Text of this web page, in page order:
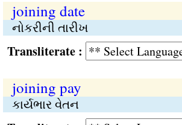
joining date
નોકરીની તારીખ
:
joining pay
કાર્યભાર વેતન